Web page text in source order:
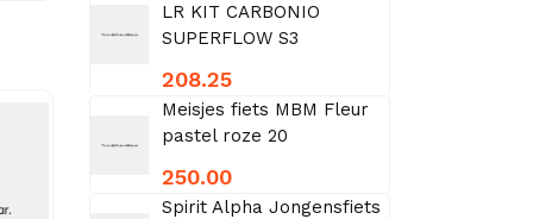
LR KIT CARBONIO
SUPERFLOW S3
208.25
Meisjes fiets MBM Fleur
pastel roze 20
250.00
Spirit Alpha Jongensfiets